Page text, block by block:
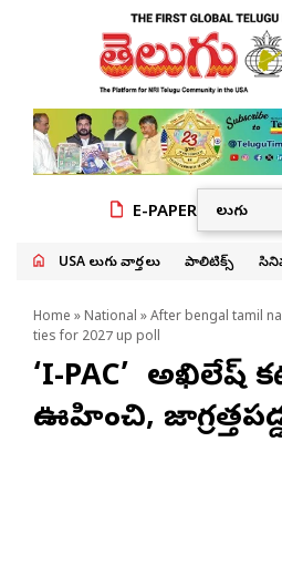
E-PAPER
USA తెలుగు వార్తలు పాలిటిక్స్
Home » National » After bengal tamil
ties for 2027 up poll
‘I-PAC’ తో అఖిలేష్
ఊహించి,